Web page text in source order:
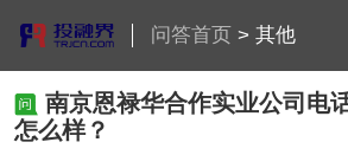
问答首页> 其他
南京恩禄华合作实业公司电
怎么样？